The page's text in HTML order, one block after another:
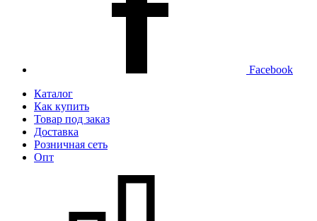
Facebook
Каталог
Как купить
Товар под заказ
Доставка
Розничная сеть
Опт